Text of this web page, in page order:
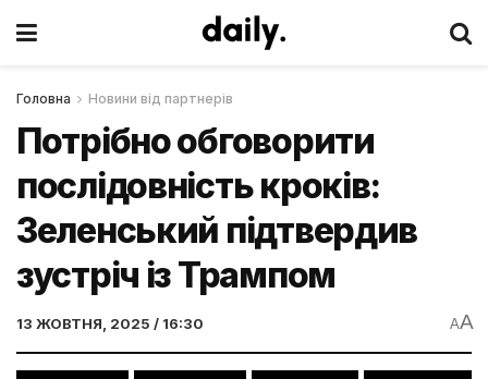
Головна Новини від партнерів
Потрібно обговорити
послідовність кроків:
Зеленський підтвердив
зустріч із Трампом
13 ЖОВТНЯ, 2025 / 16:30 AA